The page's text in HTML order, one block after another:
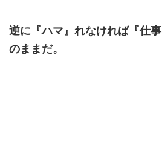
逆に『ハマ』れなければ『仕
のままだ。